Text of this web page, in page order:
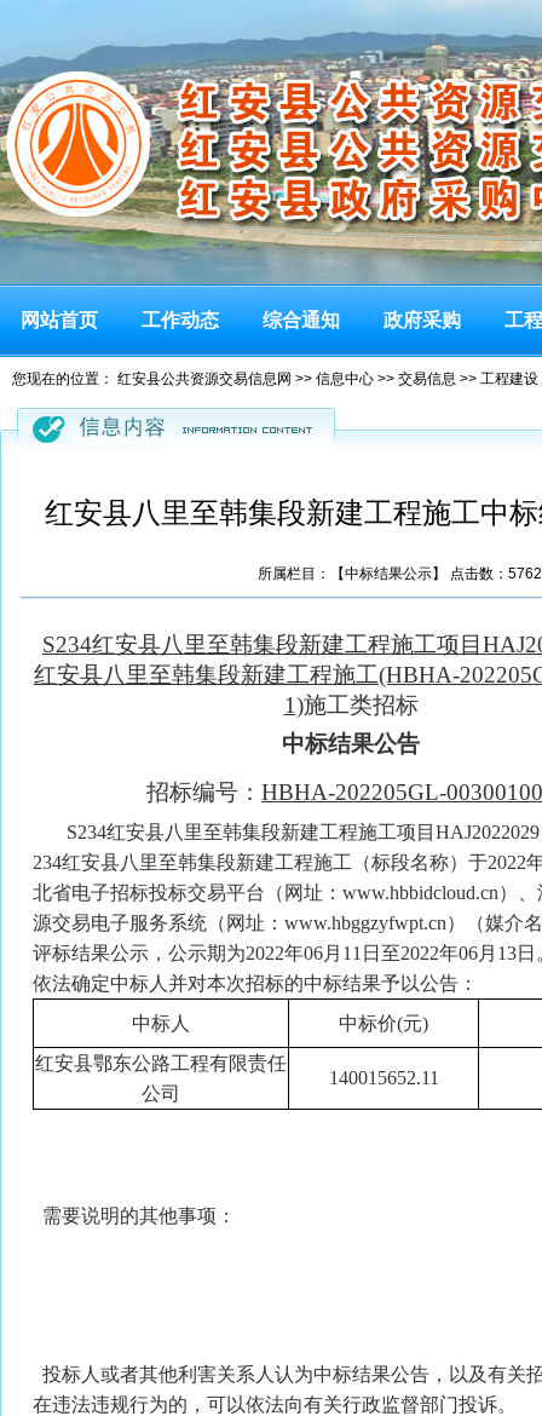
网站首页 工作动态 综合通知 政府采购 工
您现在的位置： 红安县公共资源交易信息网 >> 信息中心 >> 交易信息 >> 工程建设
红安县八里至韩集段新建工程施工中
所属栏目：【中标结果公示】 点击数：
S234红安县八里至韩集段新建工程施工项目
红安县八里至韩集段新建工程施工(HBHA-
1)施工类招标
中标结果公告
招标编号：HBHA-202205GL-
S234红安县八里至韩集段新建工程施工项目
234红安县八里至韩集段新建工程施工（标段名称）于2022
北省电子招标投标交易平台（网址：www.hbbidcloud.cn）
源交易电子服务系统（网址：www.hbggzyfwpt.cn）（媒介
评标结果公示，公示期为2022年06月11日至2022年06月13
依法确定中标人并对本次招标的中标结果予以公告：
中标人
中标价(元)
红安县鄂东公路工程有限责任
公司
140015652.11
需要说明的其他事项：
投标人或者其他利害关系人认为中标结果公告，以及有关
在违法违规行为的，可以依法向有关行政监督部门投诉。